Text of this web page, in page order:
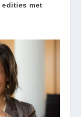
edities met